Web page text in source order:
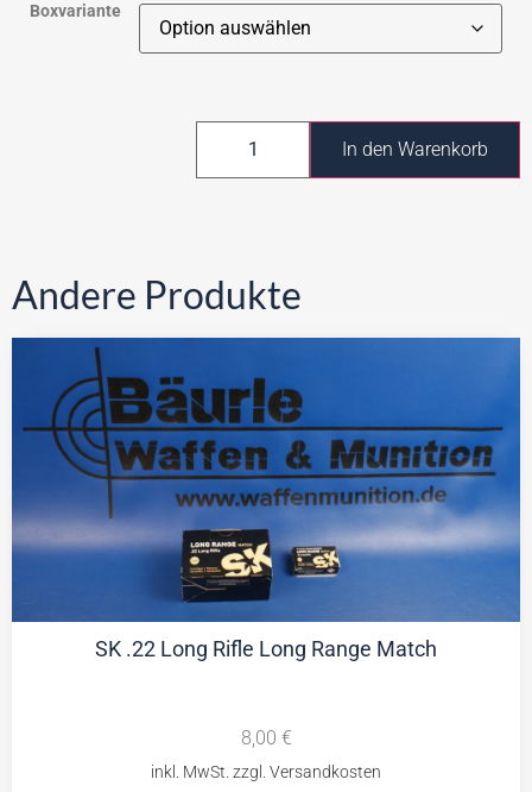
Boxvariante
In den Warenkorb
Andere Produkte
SK .22 Long Rifle Long Range Match
8,00 €